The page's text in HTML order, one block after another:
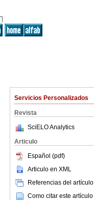
Servicios Personalizados
Revista
SciELO Analytics
Articulo
Español (pdf)
Articulo en XML
Referencias del artículo
Como citar este artículo